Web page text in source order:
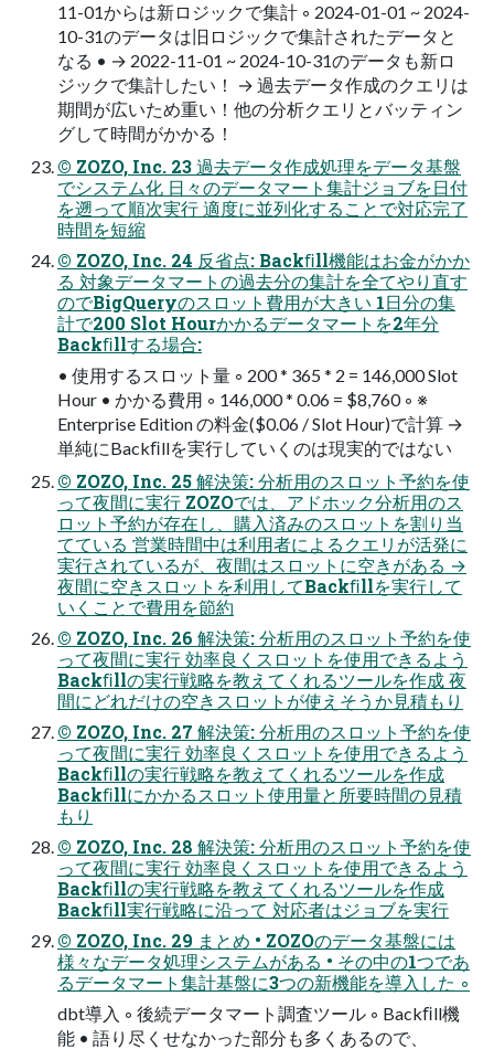
11-01からは新ロジックで集計 ◦ 2024-01-01 ~ 2024-
10-31のデータは旧ロジックで集計されたデータと
なる • → 2022-11-01 ~ 2024-10-31のデータも新ロ
ジックで集計したい！ → 過去データ作成のクエリは
期間が広いため重い！他の分析クエリとバッティン
グして時間がかかる！
© ZOZO, Inc. 23 過去データ作成処理をデータ基盤
でシステム化 日々のデータマート集計ジョブを日付
を遡って順次実行 適度に並列化することで対応完了
時間を短縮
© ZOZO, Inc. 24 反省点: Backﬁll機能はお金がかか
る 対象データマートの過去分の集計を全てやり直す
のでBigQueryのスロット費用が大きい 1日分の集
計で200 Slot Hourかかるデータマートを2年分
Backﬁllする場合:
• 使用するスロット量 ◦ 200 * 365 * 2 = 146,000 Slot
Hour • かかる費用 ◦ 146,000 * 0.06 = $8,760 ◦ ※
Enterprise Edition の料金($0.06 / Slot Hour)で計算 →
単純にBackﬁllを実行していくのは現実的ではない
© ZOZO, Inc. 25 解決策: 分析用のスロット予約を使
って夜間に実行 ZOZOでは、アドホック分析用のス
ロット予約が存在し、購入済みのスロットを割り当
てている 営業時間中は利用者によるクエリが活発に
実行されているが、夜間はスロットに空きがある →
夜間に空きスロットを利用してBackﬁllを実行して
いくことで費用を節約
© ZOZO, Inc. 26 解決策: 分析用のスロット予約を使
って夜間に実行 効率良くスロットを使用できるよう
Backﬁllの実行戦略を教えてくれるツールを作成 夜
間にどれだけの空きスロットが使えそうか見積もり
© ZOZO, Inc. 27 解決策: 分析用のスロット予約を使
って夜間に実行 効率良くスロットを使用できるよう
Backﬁllの実行戦略を教えてくれるツールを作成
Backﬁllにかかるスロット使用量と所要時間の見積
もり
© ZOZO, Inc. 28 解決策: 分析用のスロット予約を使
って夜間に実行 効率良くスロットを使用できるよう
Backﬁllの実行戦略を教えてくれるツールを作成
Backﬁll実行戦略に沿って 対応者はジョブを実行
© ZOZO, Inc. 29 まとめ • ZOZOのデータ基盤には
様々なデータ処理システムがある • その中の1つであ
るデータマート集計基盤に3つの新機能を導入した ◦
dbt導入 ◦ 後続データマート調査ツール ◦ Backﬁll機
能 • 語り尽くせなかった部分も多くあるので、